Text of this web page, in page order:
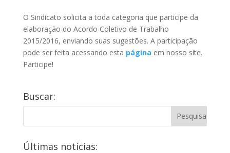
O Sindicato solicita a toda categoria que participe da
elaboração do Acordo Coletivo de Trabalho
2015/2016, enviando suas sugestões. A participação
pode ser feita acessando esta página em nosso site.
Participe!
Buscar:
Últimas notícias: